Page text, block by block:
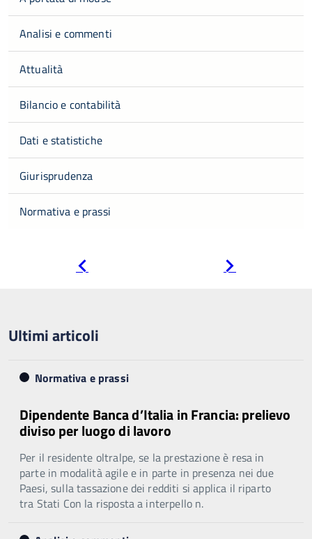
Analisi e commenti
Attualità
Bilancio e contabilità
Dati e statistiche
Giurisprudenza
Normativa e prassi
Ultimi articoli
Normativa e prassi
Dipendente Banca d’Italia in Francia: prelievo
diviso per luogo di lavoro
Per il residente oltralpe, se la prestazione è resa in
parte in modalità agile e in parte in presenza nei due
Paesi, sulla tassazione dei redditi si applica il riparto
tra Stati Con la risposta a interpello n.